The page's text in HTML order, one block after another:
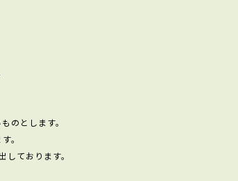
のとします。
。
ております。